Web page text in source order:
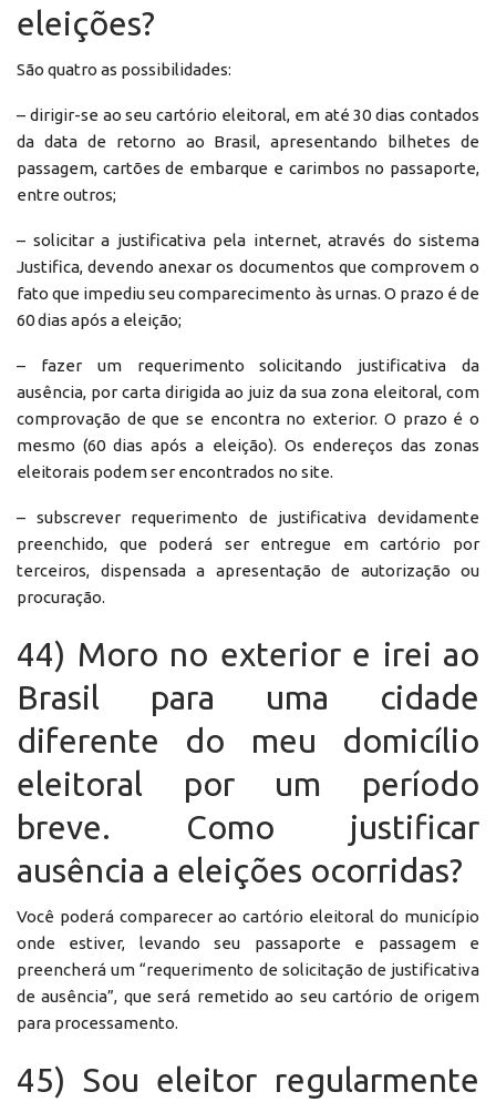
eleições?
São quatro as possibilidades:
– dirigir-se ao seu cartório eleitoral, em até 30 dias contados
da data de retorno ao Brasil, apresentando bilhetes de
passagem, cartões de embarque e carimbos no passaporte,
entre outros;
– solicitar a justificativa pela internet, através do sistema
Justifica, devendo anexar os documentos que comprovem o
fato que impediu seu comparecimento às urnas. O prazo é de
60 dias após a eleição;
– fazer um requerimento solicitando justificativa da
ausência, por carta dirigida ao juiz da sua zona eleitoral, com
comprovação de que se encontra no exterior. O prazo é o
mesmo (60 dias após a eleição). Os endereços das zonas
eleitorais podem ser encontrados no site.
– subscrever requerimento de justificativa devidamente
preenchido, que poderá ser entregue em cartório por
terceiros, dispensada a apresentação de autorização ou
procuração.
44) Moro no exterior e irei ao
Brasil para uma cidade
diferente do meu domicílio
eleitoral por um período
breve. Como justificar
ausência a eleições ocorridas?
Você poderá comparecer ao cartório eleitoral do município
onde estiver, levando seu passaporte e passagem e
preencherá um “requerimento de solicitação de justificativa
de ausência”, que será remetido ao seu cartório de origem
para processamento.
45) Sou eleitor regularmente